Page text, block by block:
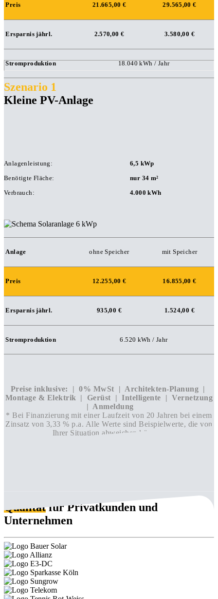
Preis 21.665,00 € 29.565,00 €
Ersparnis jährl. 2.570,00 € 3.580,00 €
Stromproduktion 18.040 kWh / Jahr
Szenario 1
Kleine PV-Anlage
Anlagenleistung:
6,5 kWp
Benötigte Fläche:
nur 34 m²
Verbrauch:
4.000 kWh
Anlage ohne Speicher mit Speicher
Preis 12.255,00 € 16.855,00 €
Ersparnis jährl. 935,00 € 1.524,00 €
Stromproduktion 6.520 kWh / Jahr
Preise inklusive: | 0% MwSt | Architekten-Planung |
Montage & Elektrik | Gerüst | Intelligente | Vernetzung
| Anmeldung
* Bei Finanzierung mit einer Laufzeit von 20 Jahren bei einem
Zinsatz von 3,33 % p.a. Alle Werte sind Beispielwerte, die von
Ihrer Situation abweichen können.
Qualitätfür Privatkunden und
Unternehmen